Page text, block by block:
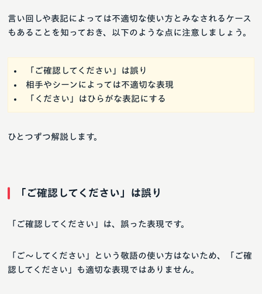
言い回しや表記によっては不適切な使い方とみなされるケース
もあることを知っておき、以下のような点に注意しましょう。
「ご確認してください」は誤り
相手やシーンによっては不適切な表現
「ください」はひらがな表記にする
ひとつずつ解説します。
「ご確認してください」は誤り
「ご確認してください」は、誤った表現です。
「ご～してください」という敬語の使い方はないため、「ご確
認してください」も適切な表現ではありません。